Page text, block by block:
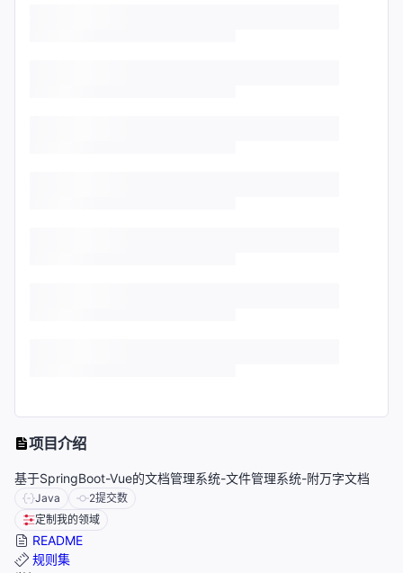
项目介绍
基于SpringBoot-Vue的文档管理系统-文件管理系统-附万字文档
Java 2提交数
定制我的领域
README
规则集